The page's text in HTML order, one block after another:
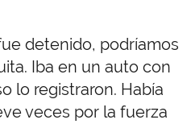
detenido, podríamos
Iba en un auto con
lo registraron. Había
veces por la fuerza